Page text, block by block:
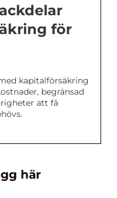
för
kapitalförsäkring
begränsad
att få
här